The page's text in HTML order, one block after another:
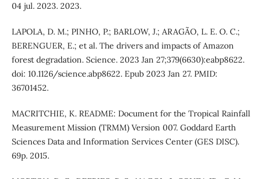
04 jul. 2023. 2023.
LAPOLA, D. M.; PINHO, P.; BARLOW, J.; ARAGÃO, L. E. O. C.;
BERENGUER, E.; et al. The drivers and impacts of Amazon
forest degradation. Science. 2023 Jan 27;379(6630):eabp8622.
doi: 10.1126/science.abp8622. Epub 2023 Jan 27. PMID:
36701452.
MACRITCHIE, K. README: Document for the Tropical Rainfall
Measurement Mission (TRMM) Version 007. Goddard Earth
Sciences Data and Information Services Center (GES DISC).
69p. 2015.